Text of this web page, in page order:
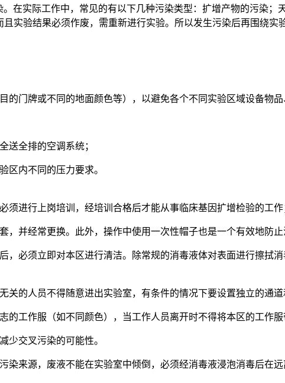
在实际工作中，常见的有以下几种污染类型：扩增产物的污染
实验结果必须作废，需重新进行实验。所以发生污染后再围绕
的门牌或不同的地面颜色等），以避免各个不同实验区域设备物品
送全排的空调系统；
区内不同的压力要求。
须进行上岗培训，经培训合格后才能从事临床基因扩增检验的工作
，并经常更换。此外，操作中使用一次性帽子也是一个有效地防止
，必须立即对本区进行清洁。除常规的消毒液体对表面进行擦拭
关的人员不得随意进出实验室，有条件的情况下要设置独立的通道
的工作服（如不同颜色），当工作人员离开时不得将本区的工作服
少交叉污染的可能性。
染来源，废液不能在实验室中倾倒，必须经消毒液浸泡消毒后